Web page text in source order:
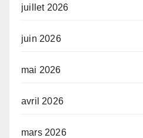
juillet 2026
juin 2026
mai 2026
avril 2026
mars 2026